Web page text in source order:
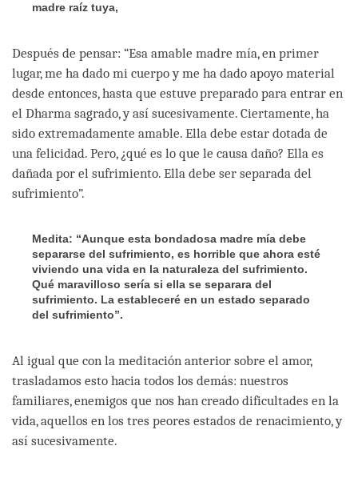
madre raíz tuya,
Después de pensar: “Esa amable madre mía, en primer
lugar, me ha dado mi cuerpo y me ha dado apoyo material
desde entonces, hasta que estuve preparado para entrar en
el Dharma sagrado, y así sucesivamente. Ciertamente, ha
sido extremadamente amable. Ella debe estar dotada de
una felicidad. Pero, ¿qué es lo que le causa daño? Ella es
dañada por el sufrimiento. Ella debe ser separada del
sufrimiento”.
Medita: “Aunque esta bondadosa madre mía debe
separarse del sufrimiento, es horrible que ahora esté
viviendo una vida en la naturaleza del sufrimiento.
Qué maravilloso sería si ella se separara del
sufrimiento. La estableceré en un estado separado
del sufrimiento”.
Al igual que con la meditación anterior sobre el amor,
trasladamos esto hacia todos los demás: nuestros
familiares, enemigos que nos han creado dificultades en la
vida, aquellos en los tres peores estados de renacimiento, y
así sucesivamente.